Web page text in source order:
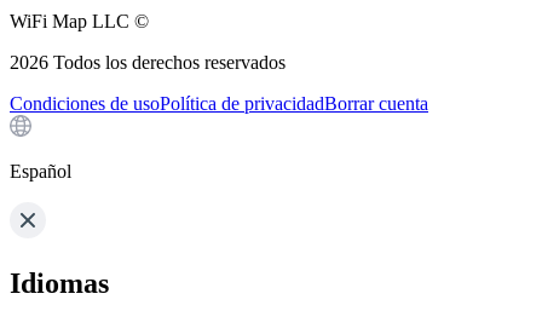
WiFi Map LLC ©
2026 Todos los derechos reservados
Condiciones de usoPolítica de privacidadBorrar cuenta
Español
Idiomas